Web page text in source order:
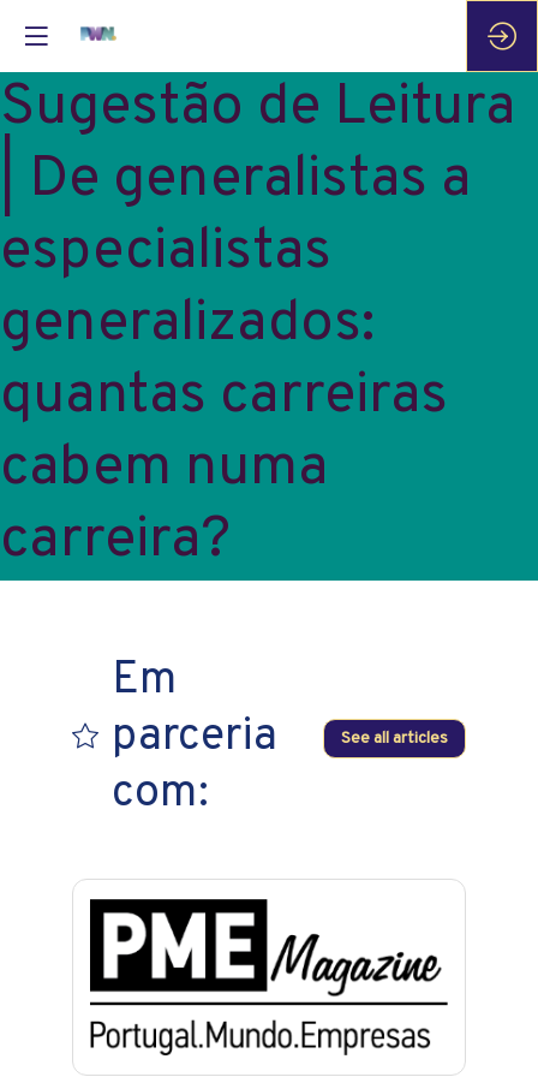
Sugestão de Leitura
| De generalistas a
especialistas
generalizados:
quantas carreiras
cabem numa
carreira?
Em
parceria
com:
See all articles